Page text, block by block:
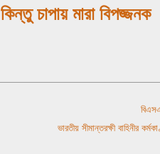
কিন্তু চাপায় মারা বিপজ্জনক
ভারতীয় সীমান্তরক্ষী বাহিনীর